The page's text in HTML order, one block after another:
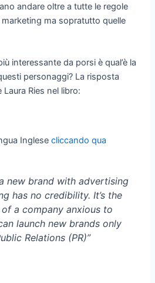
andare oltre a tutte le regole
ma sopratutto quelle
interessante da porsi è qual’è la
personaggi? La risposta
Ries nel libro:
Inglese cliccando qua
a new brand with advertising
has no credibility. It’s the
a company anxious to
launch new brands only
Relations (PR)”